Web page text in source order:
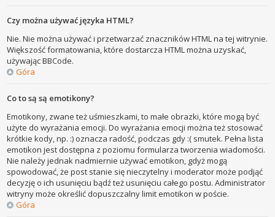
Czy można używać języka HTML?
Nie. Nie można używać i przetwarzać znaczników HTML na tej witrynie.
Większość formatowania, które dostarcza HTML można uzyskać,
używając BBCode.
Góra
Co to są są emotikony?
Emotikony, zwane też uśmieszkami, to małe obrazki, które mogą być
użyte do wyrażania emocji. Do wyrażania emocji można też stosować
krótkie kody, np. :) oznacza radość, podczas gdy :( smutek. Pełna lista
emotikon jest dostępna z poziomu formularza tworzenia wiadomości.
Nie należy jednak nadmiernie używać emotikon, gdyż mogą
spowodować, że post stanie się nieczytelny i moderator może podjąć
decyzję o ich usunięciu bądź też usunięciu całego postu. Administrator
witryny może określić dopuszczalny limit emotikon w poście.
Góra